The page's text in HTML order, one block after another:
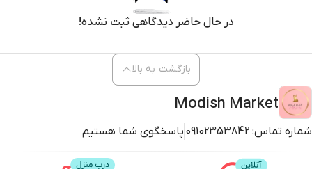
در حال حاضر دیدگاهی ثبت نشده!
Modish Market
شماره تماس: 09102353842 پاسخگوی شما هستیم
بازگشت به بالا